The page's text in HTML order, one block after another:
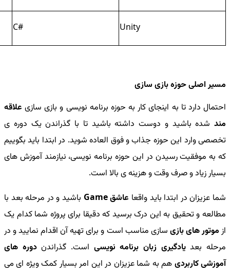
C# Unity
مسیر اصلی حوزه بازی سازی
احتمال دارد تا به اینجای کار به حوزه برنامه نویسی و بازی سازی علاقه
مند شده باشید و دوست داشته باشید تا با گذراندن یک دوره ی
تخصصی وارد این حوزه جذاب و فوق العاده شوید. در ابتدا باید بگوییم
که به موفقیت رسیدن در این حوزه برنامه نویسی، نیازمند آموزش های
بسیار زیاد و صرف وقت و هزینه ی بالا است.
شما عزیزان در ابتدا باید واقعا عاشق Game
باشید و در مرحله بعد با
مطالعه و تحقیق به این درک برسید که دقیقا برای پروژه شما کدام یک
از موتور های بازی سازی مناسب است و برای تهیه آن اقدام نمایید و در
مرحله بعدیادگیری زبان برنامه نویسی است. گذراندندوره های
آموزشی کاربردی هم به شما عزیزان در این امر بسیار کمک ویژه ای می